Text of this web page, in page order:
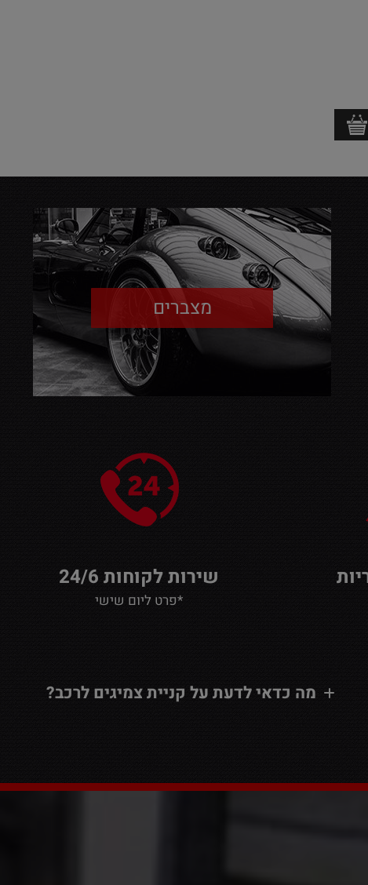
מצברים
שירות לקוחות 24/6
*פרט ליום שישי
מה כדאי לדעת על קניית צמיגים לרכב?